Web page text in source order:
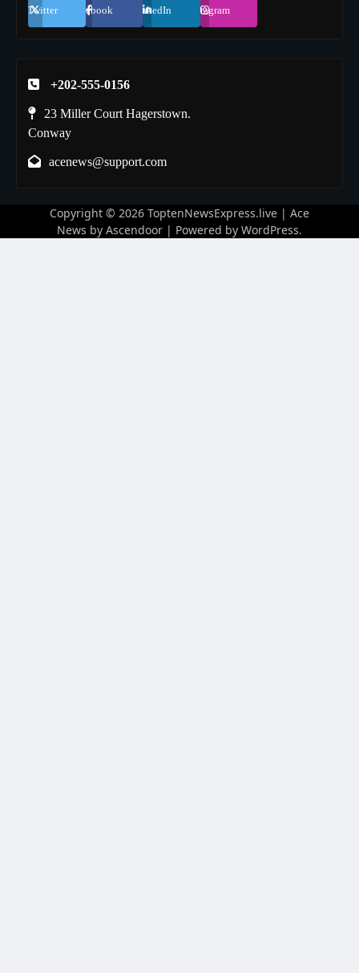
Twitter Facebook LinkedIn Instagram
+202-555-0156
23 Miller Court Hagerstown.
Conway
acenews@support.com
Copyright © 2026 ToptenNewsExpress.live | Ace
News by Ascendoor | Powered by WordPress.